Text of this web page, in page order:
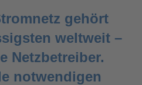
gehört
weltweit –
Netzbetreiber.
notwendigen